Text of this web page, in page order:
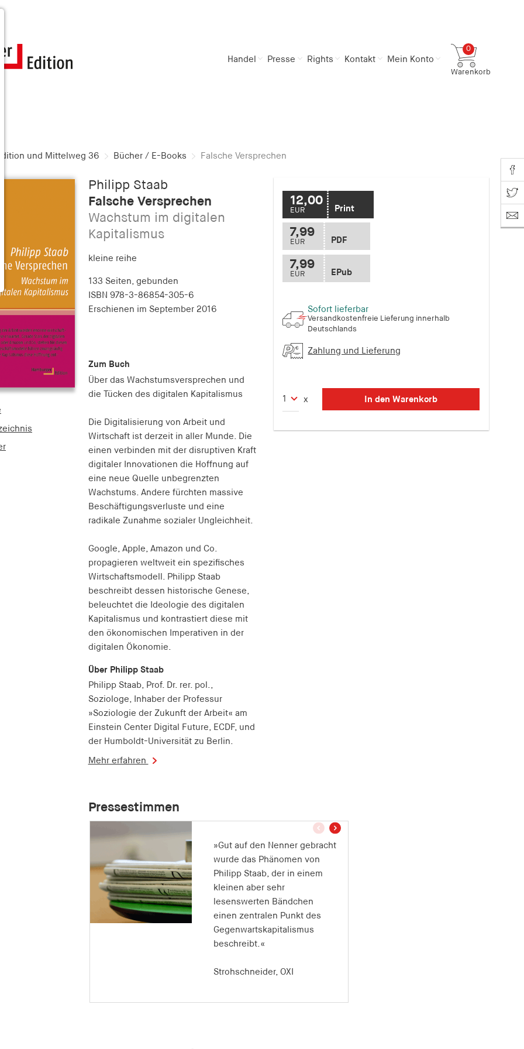
Handel Presse Rights Kontakt Mein Konto
0
Warenkorb
und Mittelweg 36 Bücher / E-Books Falsche Versprechen
Philipp Staab
Falsche Versprechen
Wachstum im digitalen
Kapitalismus
kleine reihe
133 Seiten, gebunden
ISBN 978-3-86854-305-6
Erschienen im September 2016
Zum Buch
Über das Wachstumsversprechen und
die Tücken des digitalen Kapitalismus
Die Digitalisierung von Arbeit und
Wirtschaft ist derzeit in aller Munde. Die
einen verbinden mit der disruptiven Kraft
digitaler Innovationen die Hoffnung auf
eine neue Quelle unbegrenzten
Wachstums. Andere fürchten massive
Beschäftigungsverluste und eine
radikale Zunahme sozialer Ungleichheit.
Google, Apple, Amazon und Co.
propagieren weltweit ein spezifisches
Wirtschaftsmodell. Philipp Staab
beschreibt dessen historische Genese,
beleuchtet die Ideologie des digitalen
Kapitalismus und kontrastiert diese mit
den ökonomischen Imperativen in der
digitalen Ökonomie.
Über Philipp Staab
Philipp Staab, Prof. Dr. rer. pol.,
Soziologe, Inhaber der Professur
»Soziologie der Zukunft der Arbeit« am
Einstein Center Digital Future, ECDF, und
der Humboldt-Universität zu Berlin.
Mehr erfahren
12,00
EUR Print
7,99
EUR PDF
7,99
EUR EPub
Sofort lieferbar
Versandkostenfreie Lieferung innerhalb
Deutschlands
Zahlung und Lieferung
x In den Warenkorb
Pressestimmen
vorheriger
Teaser
nächster
Teaser
»Gut auf den Nenner gebracht
wurde das Phänomen von
Philipp Staab, der in einem
kleinen aber sehr
lesenswerten Bändchen
einen zentralen Punkt des
Gegenwartskapitalismus
beschreibt.«
Strohschneider, OXI
»Lesenswert ist der Band vor
allem aufgrund der originellen
Dekonstruktion der aktuellen
Wachstumsdiskurse und
seiner empirisch
unterfütterten prägnanten
Thesen zur ›Lean
Consumption‹.«
Simon Schaupp, kritisch-
Share
Share on